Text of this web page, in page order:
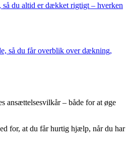
så du altid er dækket rigtigt – hverken
så du får overblik over dækning,
ansættelsesvilkår – både for at øge
for, at du får hurtig hjælp, når du har